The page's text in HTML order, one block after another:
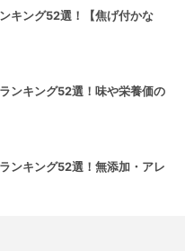
キング52選！【焦げ付かな
ンキング52選！味や栄養価の
ンキング52選！無添加・アレ